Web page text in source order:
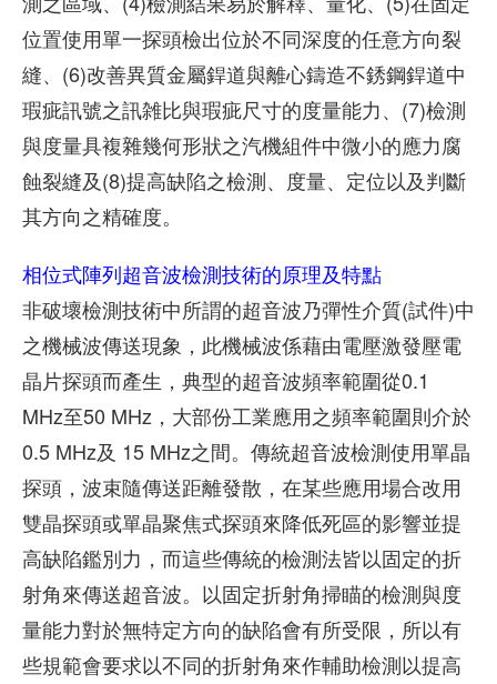
位置使用單一探頭檢出位於不同深度的任意方向裂
縫、(6)改善異質金屬銲道與離心鑄造不銹鋼銲道中
瑕疵訊號之訊雑比與瑕疵尺寸的度量能力、(7)檢測
與度量具複雜幾何形狀之汽機組件中微小的應力腐
蝕裂縫及(8)提高缺陷之檢測、度量、定位以及判斷
其方向之精確度。
相位式陣列超音波檢測技術的原理及特點
非破壞檢測技術中所謂的超音波乃彈性介質(試件)中
之機械波傳送現象，此機械波係藉由電壓激發壓電
晶片探頭而產生，典型的超音波頻率範圍從0.1
MHz至50 MHz，大部份工業應用之頻率範圍則介於
0.5 MHz及 15 MHz之間。傳統超音波檢測使用單晶
探頭，波束隨傳送距離發散，在某些應用場合改用
雙晶探頭或單晶聚焦式探頭來降低死區的影響並提
高缺陷鑑別力，而這些傳統的檢測法皆以固定的折
射角來傳送超音波。以固定折射角掃瞄的檢測與度
量能力對於無特定方向的缺陷會有所受限，所以有
些規範會要求以不同的折射角來作輔助檢測以提高